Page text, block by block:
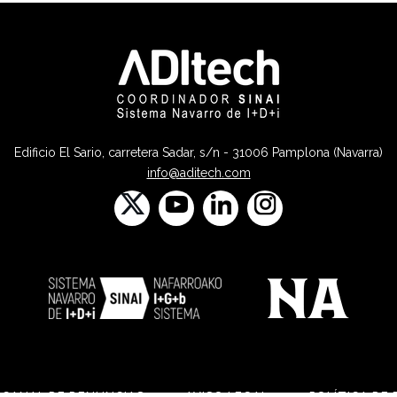
Edificio El Sario, carretera Sadar, s/n - 31006 Pamplona (Navarra)
info@aditech.com